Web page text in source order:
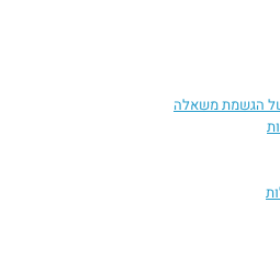
הגשמת משאלה​